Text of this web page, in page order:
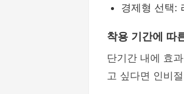
경제형 선택:
착용 기간에 따
단기간 내에 효
고 싶다면 인비